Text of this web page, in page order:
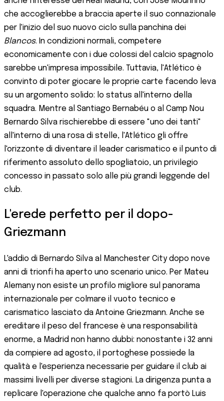
che accoglierebbe a braccia aperte il suo connazionale
per l'inizio del suo nuovo ciclo sulla panchina dei
Blancos. In condizioni normali, competere
economicamente con i due colossi del calcio spagnolo
sarebbe un'impresa impossibile. Tuttavia, l'Atlético è
convinto di poter giocare le proprie carte facendo leva
su un argomento solido: lo status all'interno della
squadra. Mentre al Santiago Bernabéu o al Camp Nou
Bernardo Silva rischierebbe di essere "uno dei tanti"
all'interno di una rosa di stelle, l'Atlético gli offre
l'orizzonte di diventare il leader carismatico e il punto di
riferimento assoluto dello spogliatoio, un privilegio
concesso in passato solo alle più grandi leggende del
club.
L'erede perfetto per il dopo-
Griezmann
L'addio di Bernardo Silva al Manchester City dopo nove
anni di trionfi ha aperto uno scenario unico. Per Mateu
Alemany non esiste un profilo migliore sul panorama
internazionale per colmare il vuoto tecnico e
carismatico lasciato da Antoine Griezmann. Anche se
ereditare il peso del francese è una responsabilità
enorme, a Madrid non hanno dubbi: nonostante i 32 anni
da compiere ad agosto, il portoghese possiede la
qualità e l'esperienza necessarie per guidare il club ai
massimi livelli per diverse stagioni. La dirigenza punta a
replicare l'operazione che qualche anno fa portò Luis